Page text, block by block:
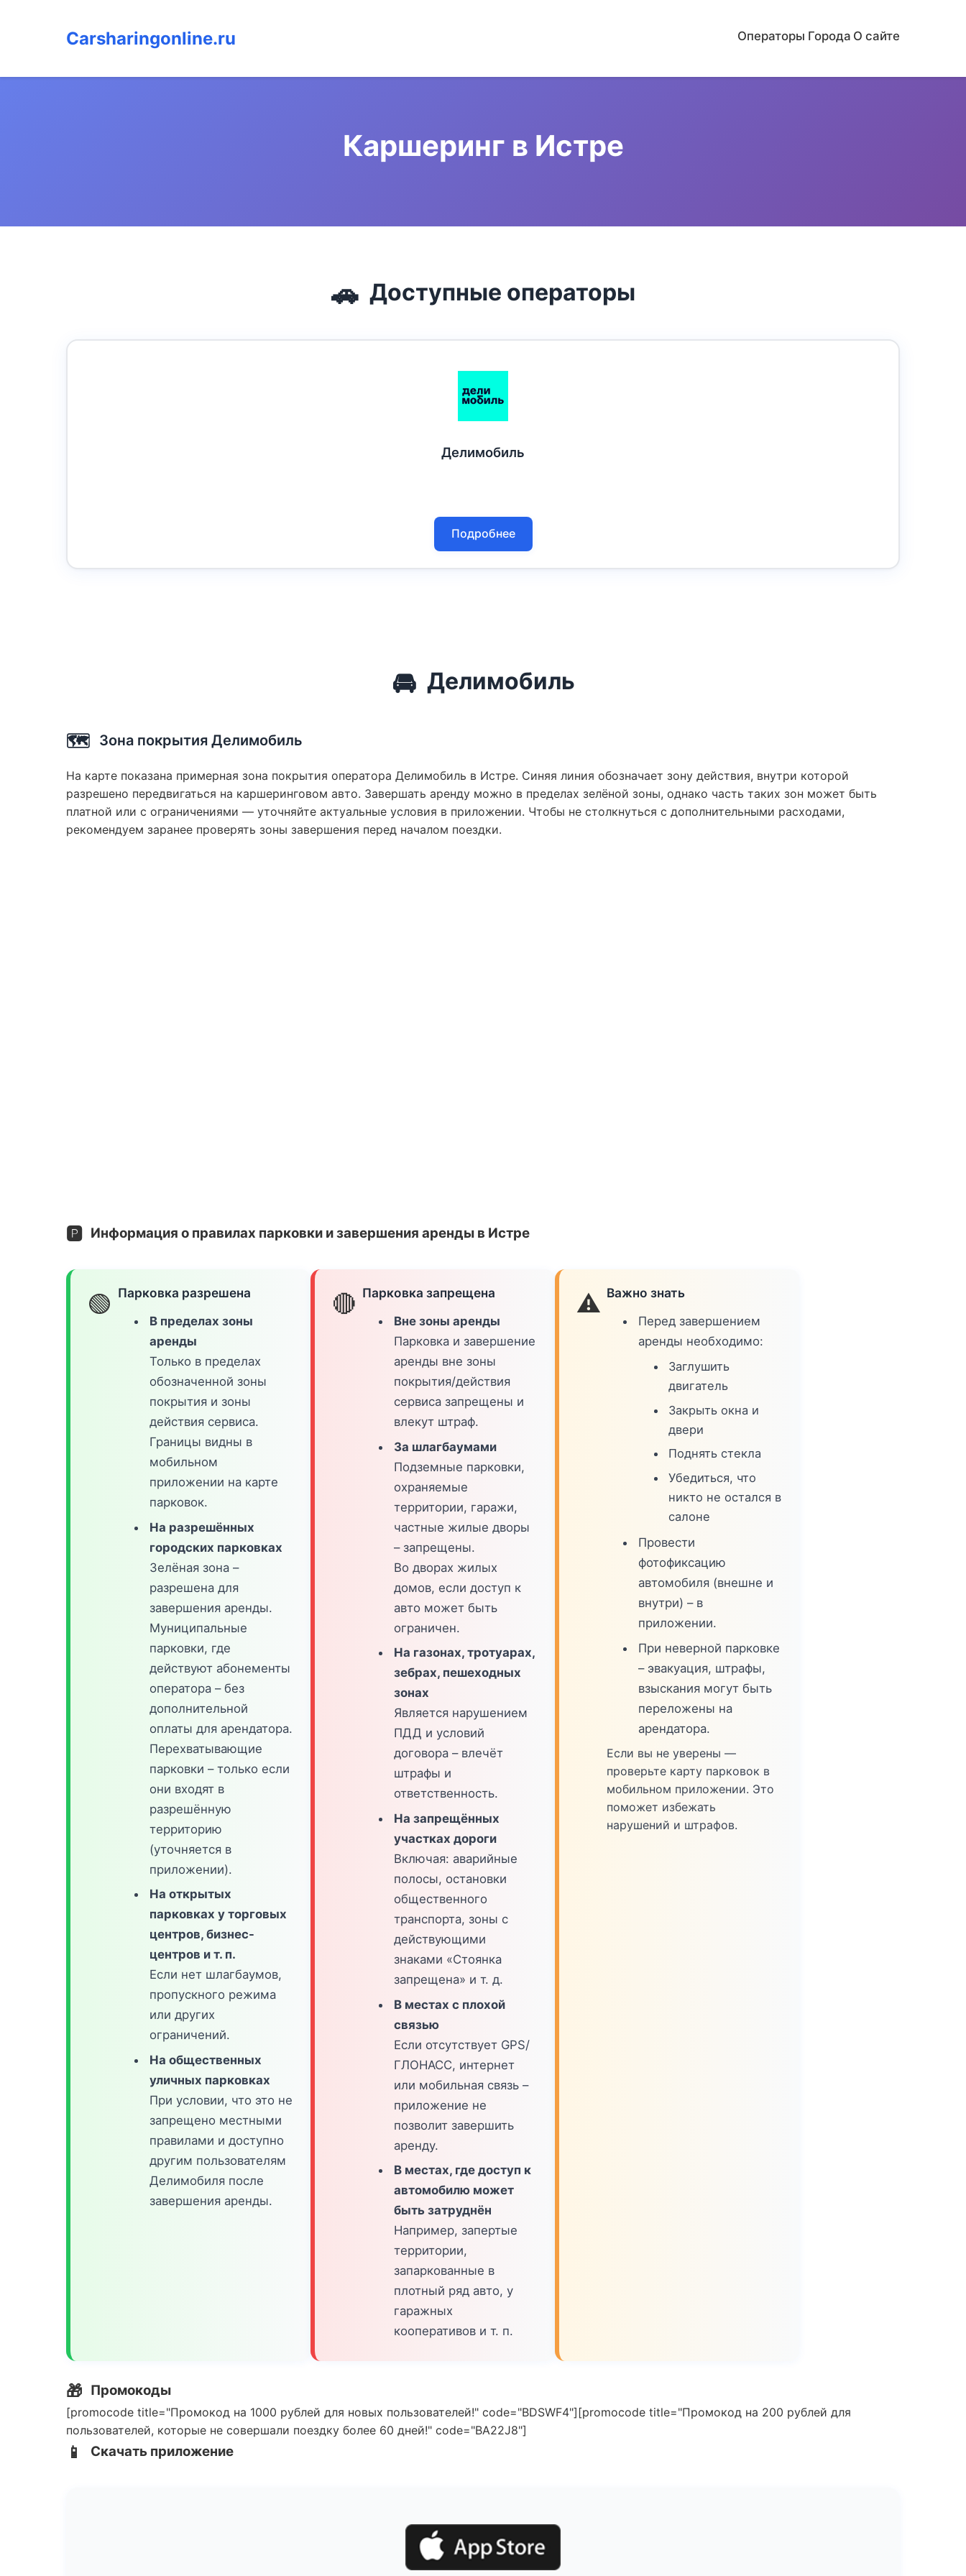
Carsharingonline.ru Операторы Города О сайте
Каршеринг в Истре
🚗 Доступные операторы
Делимобиль
Подробнее
🚘 Делимобиль
🗺️ Зона покрытия Делимобиль
На карте показана примерная зона покрытия оператора Делимобиль в Истре. Синяя линия обозначает зону действия, внутри которой
разрешено передвигаться на каршеринговом авто. Завершать аренду можно в пределах зелёной зоны, однако часть таких зон может быть
платной или с ограничениями — уточняйте актуальные условия в приложении. Чтобы не столкнуться с дополнительными расходами,
рекомендуем заранее проверять зоны завершения перед началом поездки.
🅿️ Информация о правилах парковки и завершения аренды в Истре
🟢 Парковка разрешена
В пределах зоны
аренды
Только в пределах
обозначенной зоны
покрытия и зоны
действия сервиса.
Границы видны в
мобильном
приложении на карте
парковок.
На разрешённых
городских парковках
Зелёная зона –
разрешена для
завершения аренды.
Муниципальные
парковки, где
действуют абонементы
оператора – без
дополнительной
оплаты для арендатора.
Перехватывающие
парковки – только если
они входят в
разрешённую
территорию
(уточняется в
приложении).
На открытых
парковках у торговых
центров, бизнес-
центров и т. п.
Если нет шлагбаумов,
пропускного режима
или других
ограничений.
На общественных
уличных парковках
При условии, что это не
запрещено местными
правилами и доступно
другим пользователям
Делимобиля после
завершения аренды.
🔴 Парковка запрещена
Вне зоны аренды
Парковка и завершение
аренды вне зоны
покрытия/действия
сервиса запрещены и
влекут штраф.
За шлагбаумами
Подземные парковки,
охраняемые
территории, гаражи,
частные жилые дворы
– запрещены.
Во дворах жилых
домов, если доступ к
авто может быть
ограничен.
На газонах, тротуарах,
зебрах, пешеходных
зонах
Является нарушением
ПДД и условий
договора – влечёт
штрафы и
ответственность.
На запрещённых
участках дороги
Включая: аварийные
полосы, остановки
общественного
транспорта, зоны с
действующими
знаками «Стоянка
запрещена» и т. д.
В местах с плохой
связью
Если отсутствует GPS/
ГЛОНАСС, интернет
или мобильная связь –
приложение не
позволит завершить
аренду.
В местах, где доступ к
автомобилю может
быть затруднён
Например, запертые
территории,
запаркованные в
плотный ряд авто, у
гаражных
кооперативов и т. п.
⚠️ Важно знать
Перед завершением
аренды необходимо:
Заглушить
двигатель
Закрыть окна и
двери
Поднять стекла
Убедиться, что
никто не остался в
салоне
Провести
фотофиксацию
автомобиля (внешне и
внутри) – в
приложении.
При неверной парковке
– эвакуация, штрафы,
взыскания могут быть
переложены на
арендатора.
Если вы не уверены —
проверьте карту парковок в
мобильном приложении. Это
поможет избежать
нарушений и штрафов.
🎁 Промокоды
[promocode title="Промокод на 1000 рублей для новых пользователей!" code="BDSWF4"][promocode title="Промокод на 200 рублей для
пользователей, которые не совершали поездку более 60 дней!" code="BA22J8"]
📱 Скачать приложение